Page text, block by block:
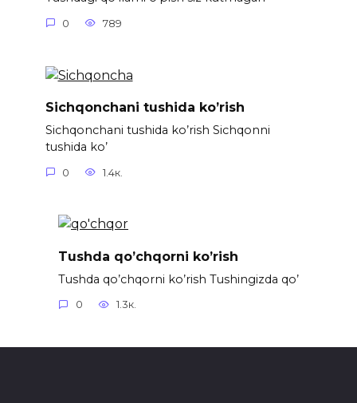
0 789
Sichqonchani tushida ko’rish
Sichqonchani tushida ko’rish Sichqonni
tushida ko’
0 1.4к.
Tushda qo’chqorni ko’rish
Tushda qo’chqorni ko’rish Tushingizda qo’
0 1.3к.